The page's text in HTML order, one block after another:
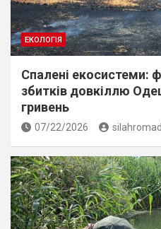
ЕКОЛОГІЯ
Спалені екосистеми:
збитків довкіллю
гривень
07/22/2026 silahromad